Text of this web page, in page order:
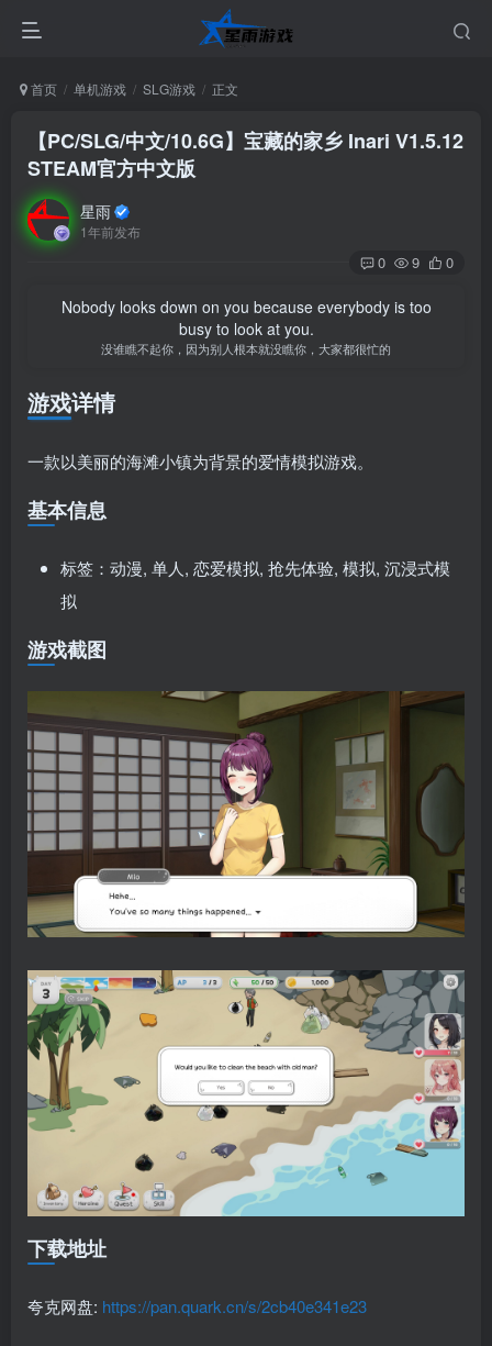
首页 单机游戏 SLG游戏 正文
【PC/SLG/中文/10.6G】宝藏的家乡 Inari V1.5.12
STEAM官方中文版
星雨
1年前发布
0 9 0
Nobody looks down on you because everybody is too
busy to look at you.
没谁瞧不起你，因为别人根本就没瞧你，大家都很忙的
游戏详情
一款以美丽的海滩小镇为背景的爱情模拟游戏。
基本信息
标签：动漫, 单人, 恋爱模拟, 抢先体验, 模拟, 沉浸式模
拟
游戏截图
下载地址
夸克网盘: https://pan.quark.cn/s/2cb40e341e23